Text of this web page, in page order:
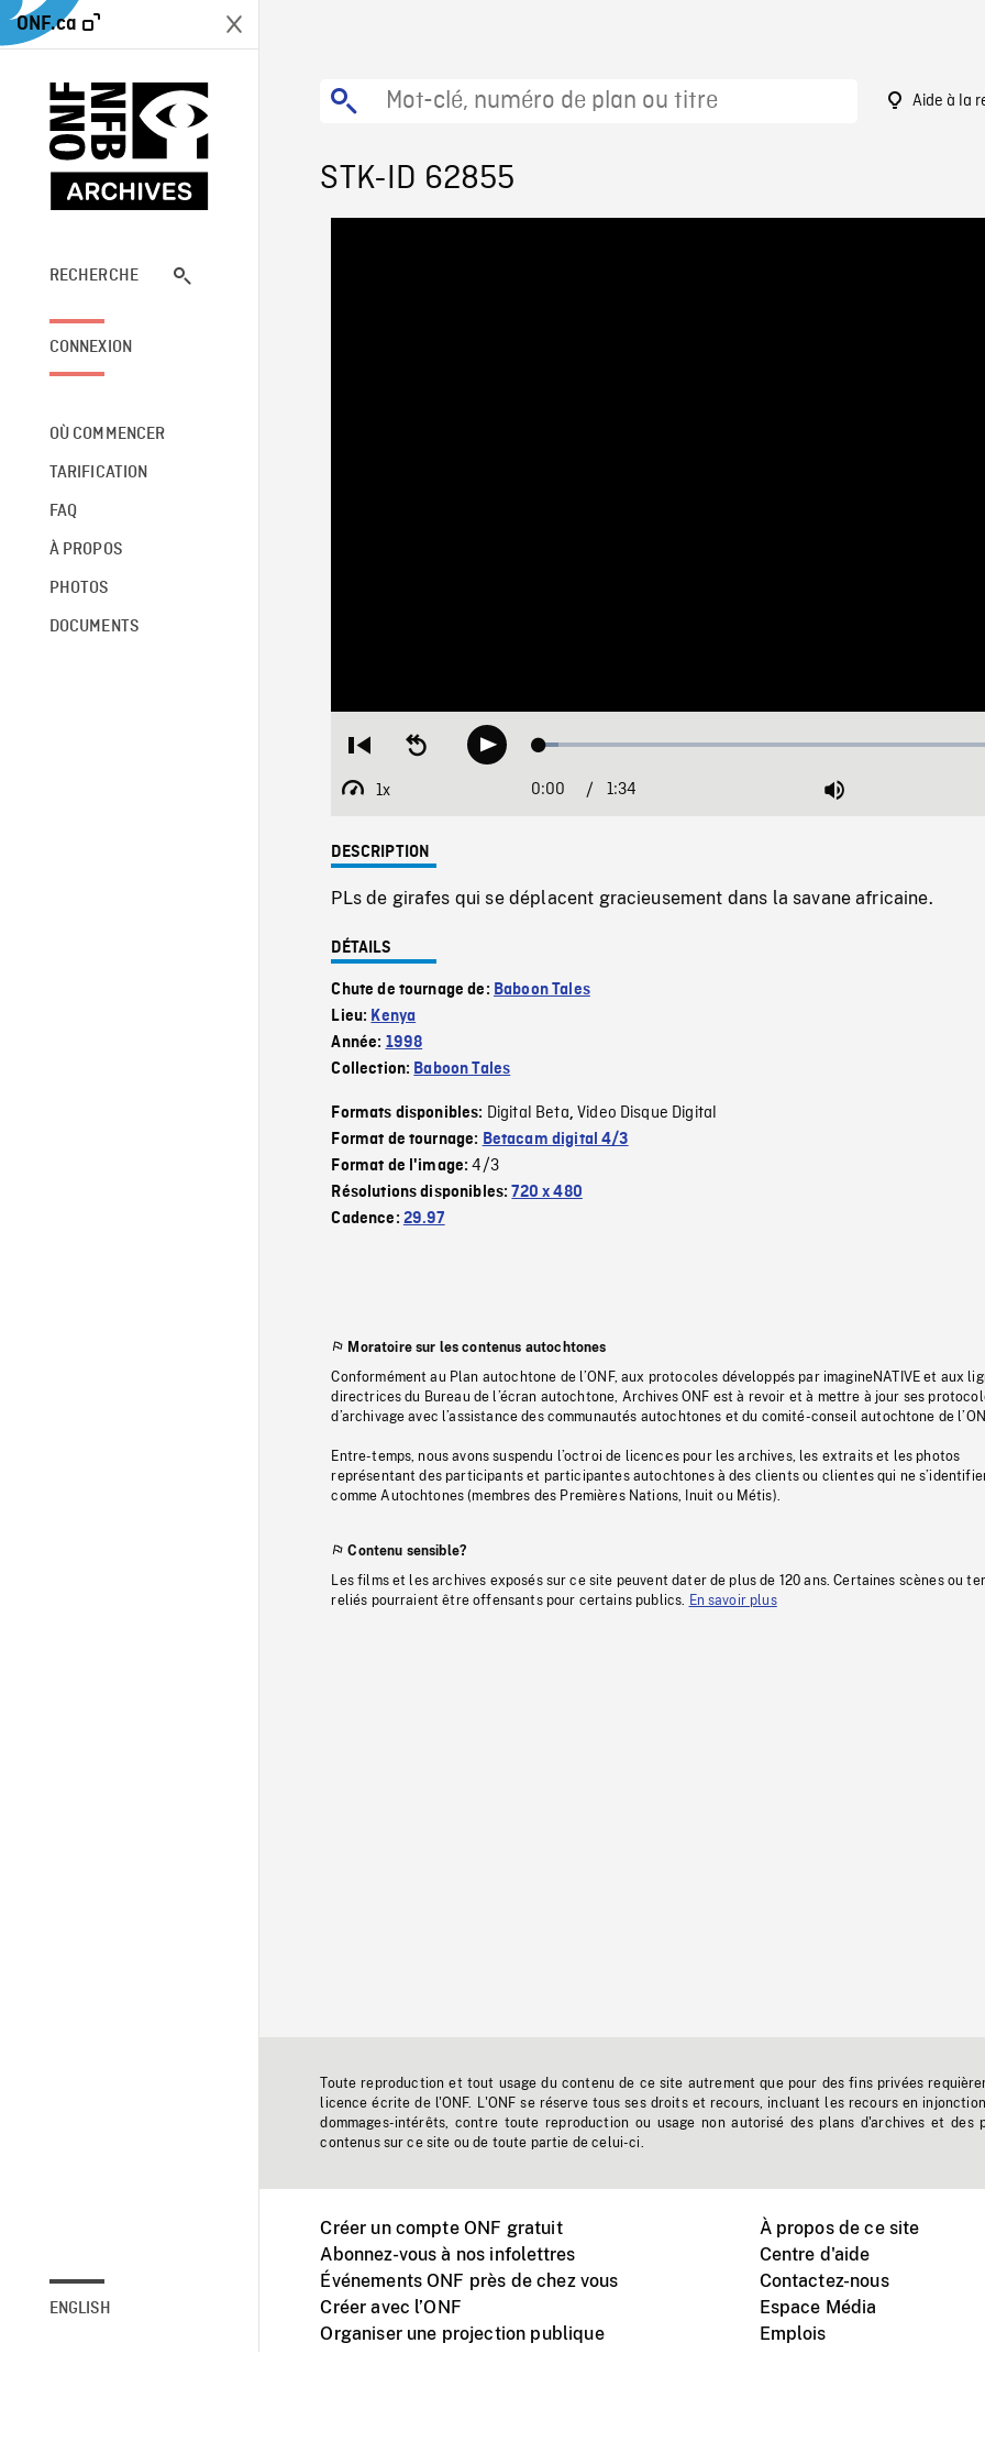
ONF.ca
RECHERCHE
CONNEXION
OÙ COMMENCER
TARIFICATION
FAQ
À PROPOS
PHOTOS
DOCUMENTS
ENGLISH
Aide à la
STK-ID 62855
Restart
beginning
Seek
backwardPlay Loaded:
1x
Playback
Current
0:00 / 1:34 Mute
DESCRIPTION
PLs de girafes qui se déplacent gracieusement dans la savane africaine.
DÉTAILS
Chute de tournage de: Baboon Tales
Lieu: Kenya
Année: 1998
Collection: Baboon Tales
Formats disponibles: Digital Beta,Video Disque Digital
Format de tournage: Betacam digital 4/3
Format de l'image:4/3
Résolutions disponibles:720 x 480
Cadence: 29.97
Moratoire sur les contenus autochtones
Conformément au Plan autochtone de l’ONF, aux protocoles développés par imagineNATIVE et aux
directrices du Bureau de l’écran autochtone, Archives ONF est à revoir et à mettre à jour ses
d’archivage avec l’assistance des communautés autochtones et du comité-conseil autochtone de
Entre-temps, nous avons suspendu l’octroi de licences pour les archives, les extraits et les photos
représentant des participants et participantes autochtones à des clients ou clientes qui ne
comme Autochtones (membres des Premières Nations, Inuit ou Métis).
Contenu sensible?
Les films et les archives exposés sur ce site peuvent dater de plus de 120 ans. Certaines scènes ou
reliés pourraient être offensants pour certains publics.
En savoir plus
Toute reproduction et tout usage du contenu de ce site autrement que pour des fins privées
licence écrite de l'ONF. L'ONF se réserve tous ses droits et recours, incluant les recours en
dommages-intérêts, contre toute reproduction ou usage non autorisé des plans d'archives et des
contenus sur ce site ou de toute partie de celui-ci.
Créer un compte ONF gratuit
Abonnez-vous à nos infolettres
Événements ONF près de chez vous
Créer avec l’ONF
Organiser une projection publique
À propos de ce site
Centre d'aide
Contactez-nous
Espace Média
Emplois